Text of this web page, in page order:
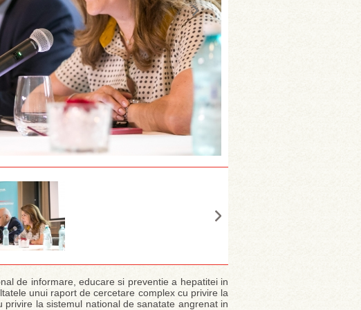
de informare, educare si preventie a hepatitei in
unui raport de cercetare complex cu privire la
la sistemul national de sanatate angrenat in